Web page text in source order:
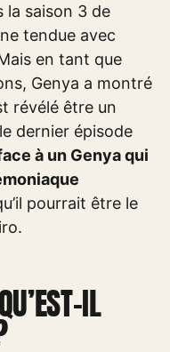
la saison 3 de
tendue avec
en tant que
Genya a montré
révélé être un
dernier épisode
à un Genya qui
pourrait être le
IL